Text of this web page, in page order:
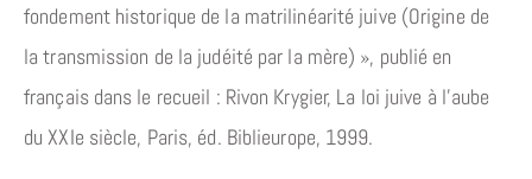
fondement historique de la matrilinéarité juive (Origine de
la transmission de la judéité par la mère) », publié en
français dans le recueil : Rivon Krygier, La loi juive à l’aube
du XXIe siècle, Paris, éd. Biblieurope, 1999.